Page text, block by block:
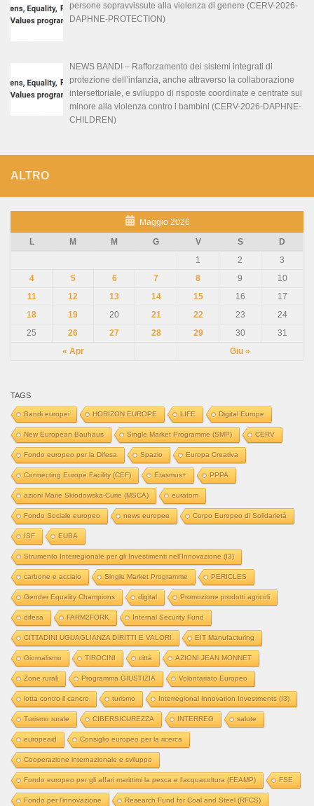
persone sopravvissute alla violenza di genere (CERV-2026-
DAPHNE-PROTECTION)
NEWS BANDI – Rafforzamento dei sistemi integrati di
protezione dell’infanzia, anche attraverso la collaborazione
intersettoriale, e sviluppo di risposte coordinate e centrate sul
minore alla violenza contro i bambini (CERV-2026-DAPHNE-
CHILDREN)
ALTRO
Maggio 2026
L
M M G V S D
« Apr Giu »
1 2
3
4
5 6 7 8 9
10
11
12 13 14 15 16
17
18
19 20 21 22 23
24
25
26 27 28 29 30 31
TAGS
Bandi europei HORIZON EUROPE LIFE Digital Europe
New European Bauhaus Single Market Programme (SMP) CERV
Fondo europeo per la Difesa Spazio Europa Creativa
Connecting Europe Facility (CEF) Erasmus+ PPPA
azioni Marie Skłodowska-Curie (MSCA) euratom
Fondo Sociale europeo news europee Corpo Europeo di Solidarietà
ISF EUBA
Strumento Interregionale per gli Investimenti nell'Innovazione (I3)
carbone e acciaio Single Market Programme PERICLES
Gender Equality Champions digital Promozione prodotti agricoli
difesa FARM2FORK Internal Security Fund
CITTADINI UGUAGLIANZA DIRITTI E VALORI EIT Manufacturing
Giornalismo TIROCINI città AZIONI JEAN MONNET
Zone rurali Programma GIUSTIZIA Volontariato Europeo
lotta contro il cancro turismo Interregional Innovation Investments (I3)
Turismo rurale CIBERSICUREZZA INTERREG salute
europeaid Consiglio europeo per la ricerca
Cooperazione internazionale e sviluppo
Fondo europeo per gli affari marittimi la pesca e l'acquacoltura (FEAMP) FSE
Fondo per l'innovazione Research Fund for Coal and Steel (RFCS)